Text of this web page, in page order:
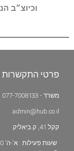
וכיוצ״ב
פרטי התקשרות
משרד - 077-7008133
admin@hub.co.il
קקל 41, ק.ביאליק
שעות פעילות : א'-ה' 8:00 - 19:00